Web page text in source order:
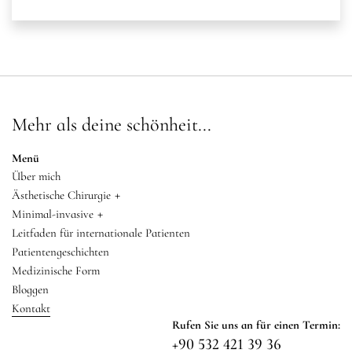
Mehr als deine schönheit...
Menü
Über mich
Ästhetische Chirurgie +
Minimal-invasive +
Leitfaden für internationale Patienten
Patientengeschichten
Medizinische Form
Bloggen
Kontakt
Rufen Sie uns an für einen Termin:
+90 532 421 39 36